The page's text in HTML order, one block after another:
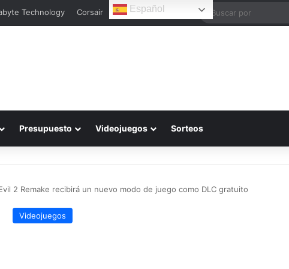
Technology Corsair Español
Presupuesto Videojuegos Sorteos
2 Remake recibirá un nuevo modo de juego como DLC gratuito
Videojuegos